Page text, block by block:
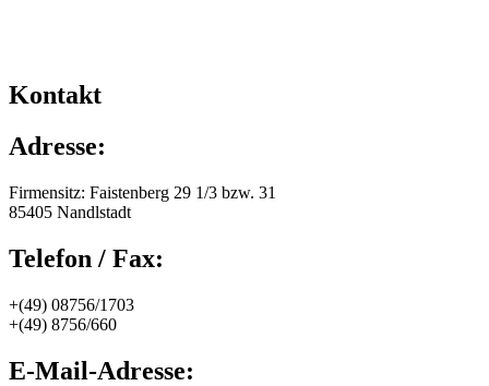
Kontakt
Adresse:
Firmensitz: Faistenberg 29 1/3 bzw. 31
85405 Nandlstadt
Telefon / Fax:
+(49) 08756/1703
+(49) 8756/660
E-Mail-Adresse: